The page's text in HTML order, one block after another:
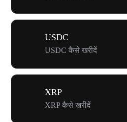
USDC
USDC कैसे खरीदें
XRP
XRP कैसे खरीदें